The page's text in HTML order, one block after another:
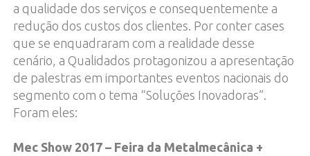
a qualidade dos serviços e consequentemente a
redução dos custos dos clientes. Por conter cases
que se enquadraram com a realidade desse
cenário, a Qualidados protagonizou a apresentação
de palestras em importantes eventos nacionais do
segmento com o tema “Soluções Inovadoras”.
Foram eles:
Mec Show 2017 – Feira da Metalmecânica +